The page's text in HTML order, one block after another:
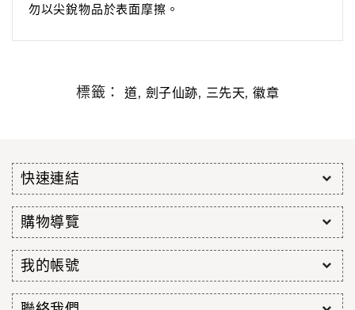
勿以尖銳物品於表面摩擦。
標籤： 道, 劍子仙跡, 三先天, 徽章
快速連結
購物導覽
我的帳號